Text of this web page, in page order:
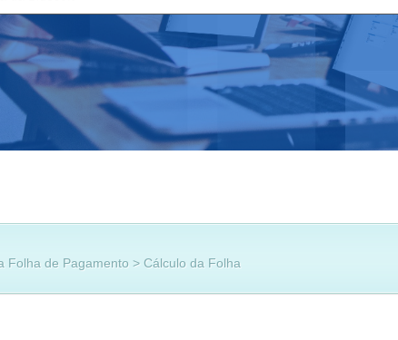
Folha de Pagamento > Cálculo da Folha